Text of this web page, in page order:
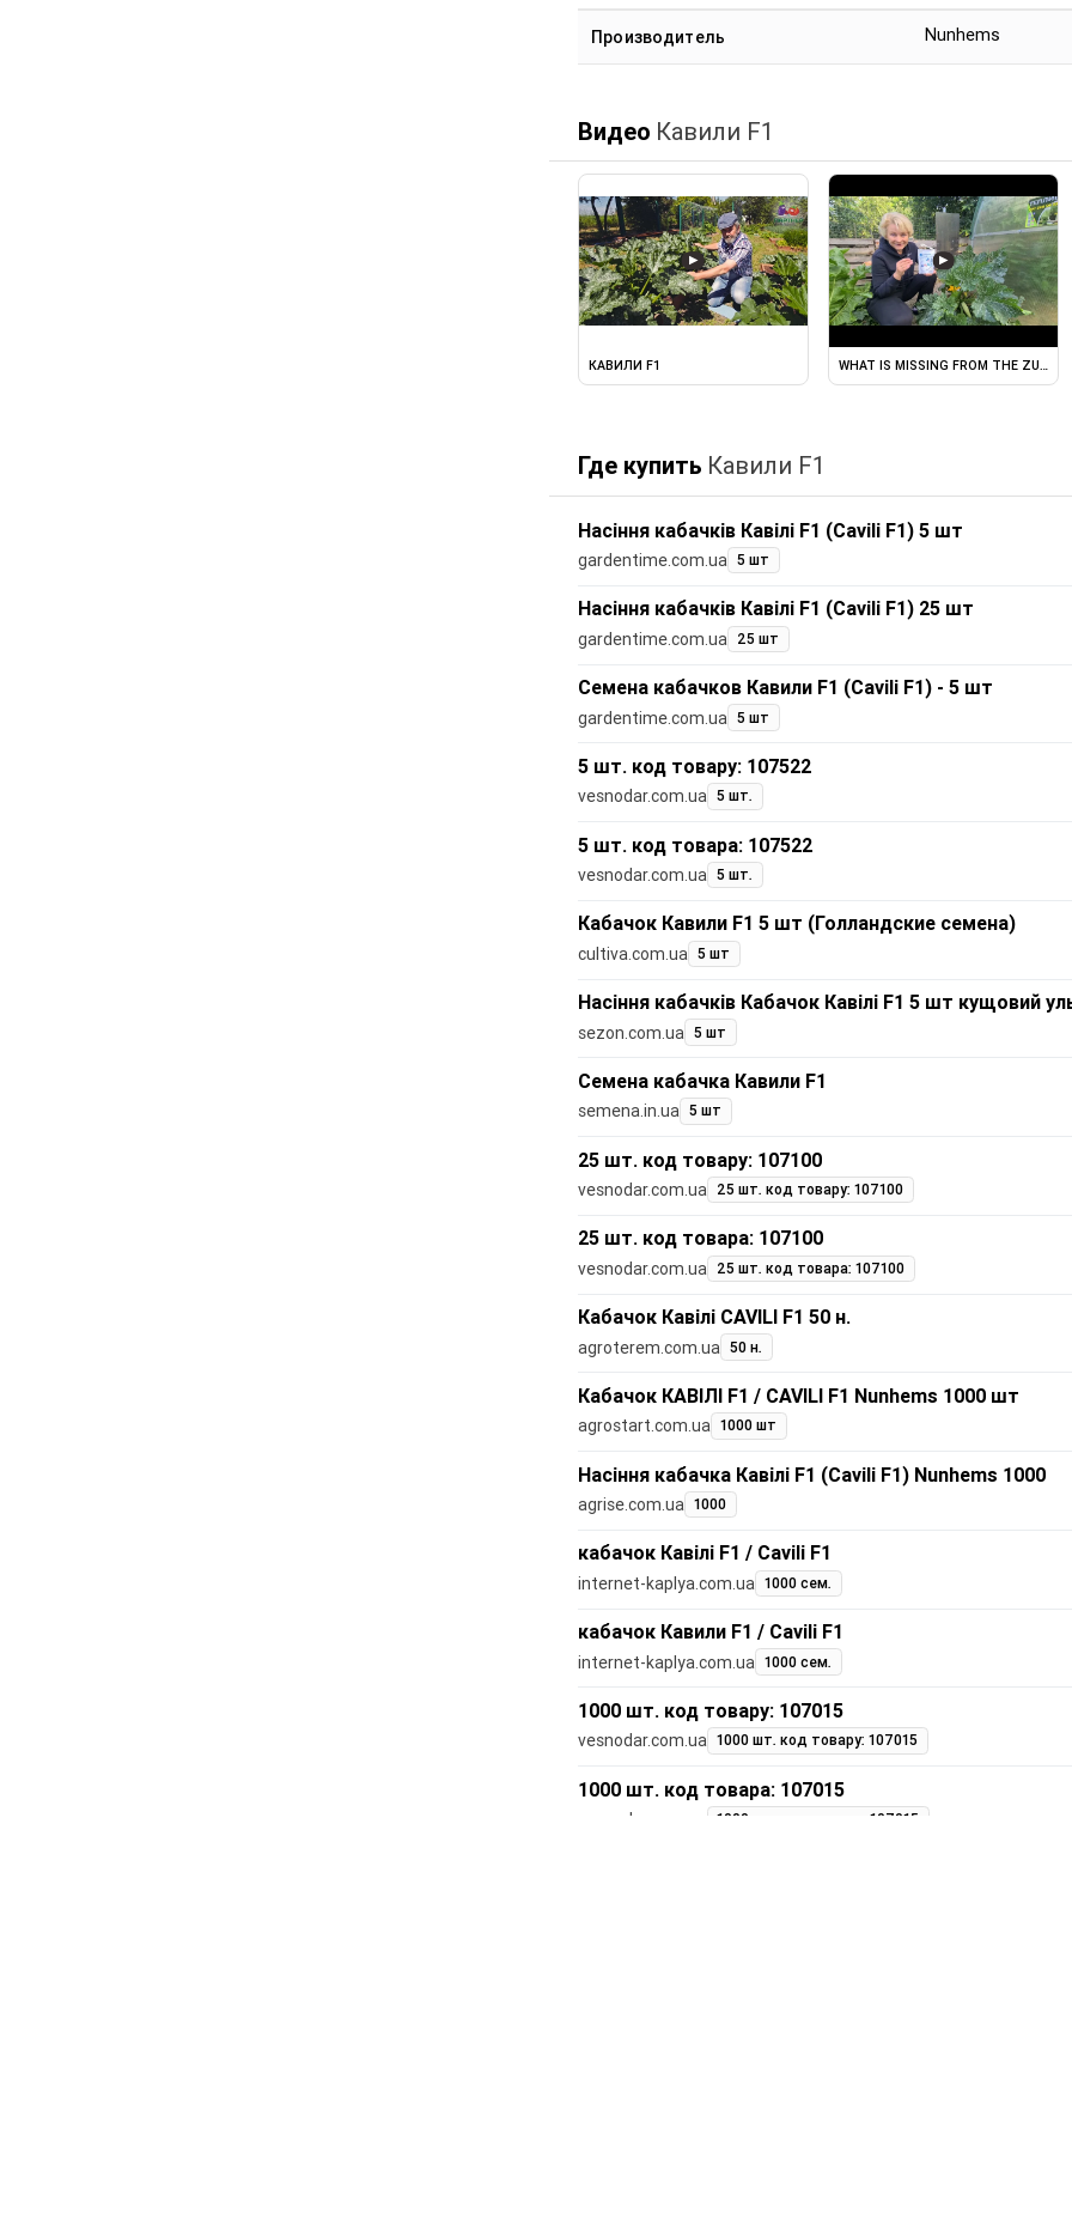
Производитель Nunhems
Видео Кавили F1
▶
КАВИЛИ F1
▶
WHAT IS MISSING FROM THE
Где купить Кавили F1
Насіння кабачків Кавілі F1 (Cavili F1) 5 шт
gardentime.com.ua 5 шт
Насіння кабачків Кавілі F1 (Cavili F1) 25 шт
gardentime.com.ua 25 шт
Семена кабачков Кавили F1 (Cavili F1) - 5 шт
gardentime.com.ua 5 шт
5 шт. код товару: 107522
vesnodar.com.ua 5 шт.
5 шт. код товара: 107522
vesnodar.com.ua 5 шт.
Кабачок Кавили F1 5 шт (Голландские семена)
cultiva.com.ua 5 шт
Насіння кабачків Кабачок Кавілі F1 5 шт кущовий
sezon.com.ua 5 шт
Семена кабачка Кавили F1
semena.in.ua 5 шт
25 шт. код товару: 107100
vesnodar.com.ua 25 шт. код товару: 107100
25 шт. код товара: 107100
vesnodar.com.ua 25 шт. код товара: 107100
Кабачок Кавілі CAVILI F1 50 н.
agroterem.com.ua 50 н.
Кабачок КАВІЛІ F1 / CAVILI F1 Nunhems 1000 шт
agrostart.com.ua 1000 шт
Насіння кабачка Кавілі F1 (Cavili F1) Nunhems 1000
agrise.com.ua 1000
кабачок Кавілі F1 / Cavili F1
internet-kaplya.com.ua 1000 сем.
кабачок Кавили F1 / Cavili F1
internet-kaplya.com.ua 1000 сем.
1000 шт. код товару: 107015
vesnodar.com.ua 1000 шт. код товару: 107015
1000 шт. код товара: 107015
vesnodar.com.ua 1000 шт. код товара: 107015